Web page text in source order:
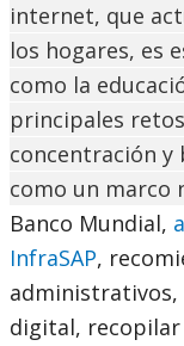
internet, que
los hogares, es
como la
principales
concentración y
como un marco
Banco Mundial,
InfraSAP,
digital,